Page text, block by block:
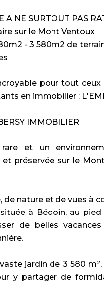
A NE SURTOUT PAS
sur le Mont Ventoux
- 3 580m2 de
pour tout
en immobilier :
IMMOBILIER
rare et un
et préservée sur le
de nature et de vues à
à Bédoin, au
de belles
vaste jardin de 3 580
y partager de